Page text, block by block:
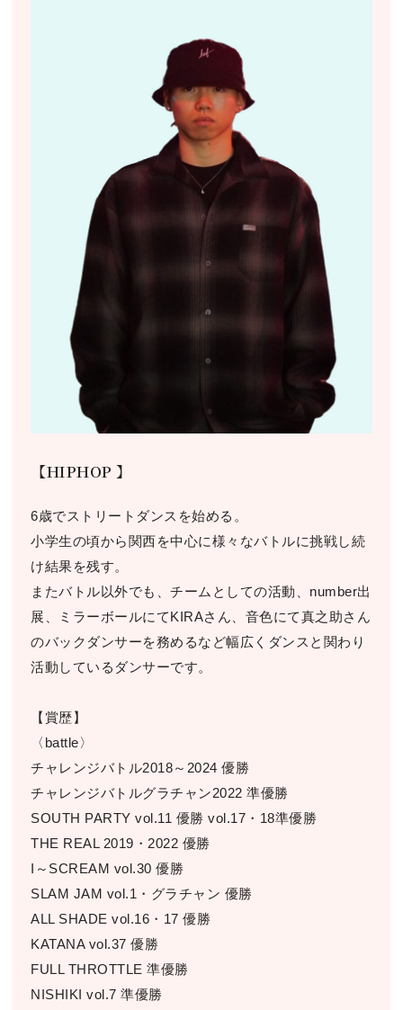
【HIPHOP 】
6歳でストリートダンスを始める。
小学生の頃から関西を中心に様々なバトルに挑戦し続
け結果を残す。
またバトル以外でも、チームとしての活動、number出
展、ミラーボールにてKIRAさん、音色にて真之助さん
のバックダンサーを務めるなど幅広くダンスと関わり
活動しているダンサーです。
【賞歴】
〈battle〉
チャレンジバトル2018～2024 優勝
チャレンジバトルグラチャン2022 準優勝
SOUTH PARTY vol.11 優勝 vol.17・18準優勝
THE REAL 2019・2022 優勝
I～SCREAM vol.30 優勝
SLAM JAM vol.1・グラチャン 優勝
ALL SHADE vol.16・17 優勝
KATANA vol.37 優勝
FULL THROTTLE 準優勝
NISHIKI vol.7 準優勝